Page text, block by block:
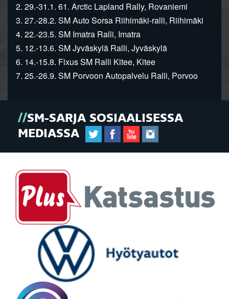
2. 29.-31.1. 61. Arctic Lapland Rally, Rovaniemi
3. 27.-28.2. SM Auto Sorsa Riihimäki-ralli, Riihimäki
4. 22.-23.5. SM Imatra Ralli, Imatra
5. 12.-13.6. SM Jyväskylä Ralli, Jyväskylä
6. 14.-15.8. Fixus SM Ralli Kitee, Kitee
7. 25.-26.9. SM Porvoon Autopalvelu Ralli, Porvoo
SM-SARJA SOSIAALISESSA
MEDIASSA